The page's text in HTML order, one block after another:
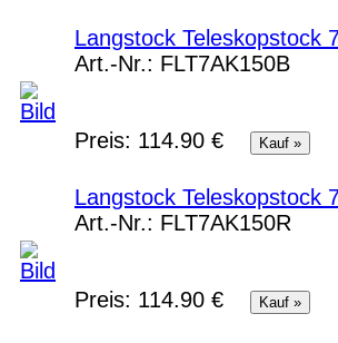
Langstock Teleskopstock
Art.-Nr.: FLT7AK150B
Preis: 114.90 €
Langstock Teleskopstock
Art.-Nr.: FLT7AK150R
Preis: 114.90 €